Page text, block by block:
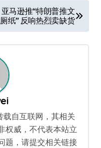
亚马逊推“特朗普推文
厕纸” 反响热烈卖缺货
载自互联网，其相关
权威，不代表本站立
题，请提交相关链接